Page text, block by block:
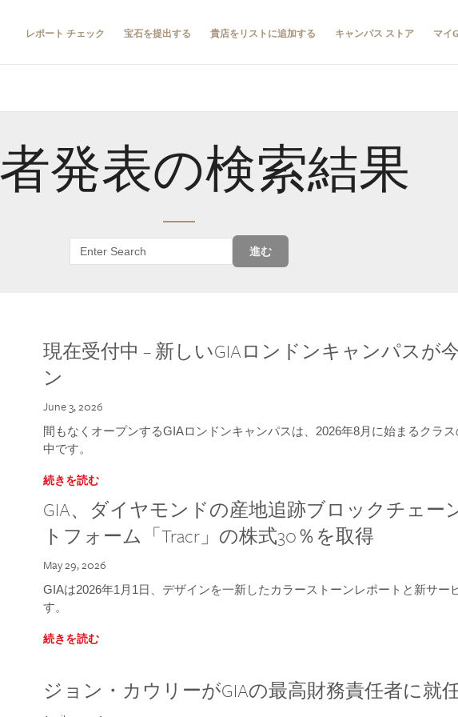
レポート チェック 宝石を提出する 貴店をリストに追加する キャンパス ストア マイ
発表の検索結果
進む
現在受付中 – 新しいGIAロンドンキャンパスが
ン
June 3, 2026
間もなくオープンするGIAロンドンキャンパスは、2026年8月に始まるクラ
中です。
続きを読む
GIA、ダイヤモンドの産地追跡ブロックチェー
トフォーム「Tracr」の株式30％を取得
May 29, 2026
GIAは2026年1月1日、デザインを一新したカラーストーンレポートと新サー
す。
続きを読む
ジョン・カウリーがGIAの最高財務責任者に就